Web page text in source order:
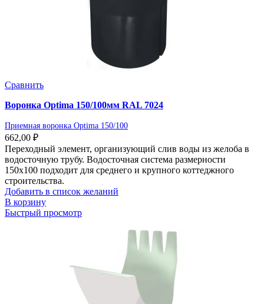
Сравнить
Воронка Optima 150/100мм RAL 7024
Приемная воронка Optima 150/100
662,00 ₽
Переходный элемент, организующий слив воды из желоба в
водосточную трубу. Водосточная система размерности
150х100 подходит для среднего и крупного коттеджного
строительства.
Добавить в список желаний
В корзину
Быстрый просмотр